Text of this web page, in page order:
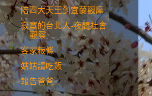
陪四大天王到宜蘭觀摩
寂寞的台北人-夜間社會
觀察
客家粄條
姑姑請吃飯
報告爸爸